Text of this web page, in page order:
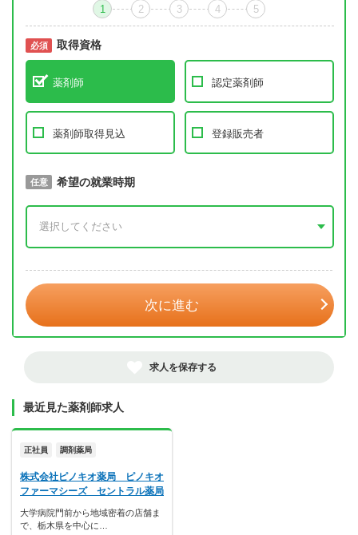
1 2 3 4 5
必須 取得資格
薬剤師 認定薬剤師
薬剤師取得見込 登録販売者
必須 取得予定年
任意 希望の就業時期
次に進む
求人を保存する
最近見た薬剤師求人
正社員 調剤薬局
株式会社ピノキオ薬局 ピノキオ
ファーマシーズ セントラル薬局
大学病院門前から地域密着の店舗ま
で、栃木県を中心に…